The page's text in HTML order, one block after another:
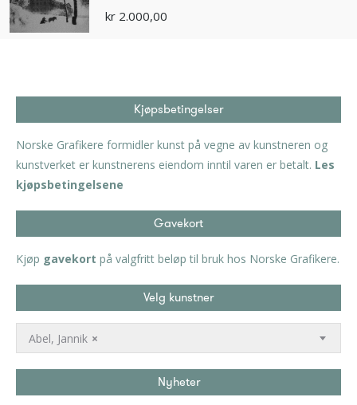
kr 2.000,00
Kjøpsbetingelser
Norske Grafikere formidler kunst på vegne av kunstneren og
kunstverket er kunstnerens eiendom inntil varen er betalt. Les
kjøpsbetingelsene
Gavekort
Kjøp gavekort på valgfritt beløp til bruk hos Norske Grafikere.
Velg kunstner
×
Abel, Jannik
Nyheter